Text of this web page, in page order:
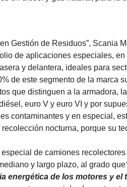
Gestión de Residuos”, Scania
de aplicaciones especiales, en
y delantera, ideales para
de este segmento de la marca
que distinguen a la armadora,
euro V y euro VI y por
contaminantes y en especial,
nocturna, porque su
de camiones
y largo plazo, al grado que
energética de los motores y el